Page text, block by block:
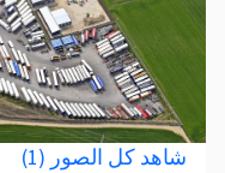
شاهد كل الصور (1)